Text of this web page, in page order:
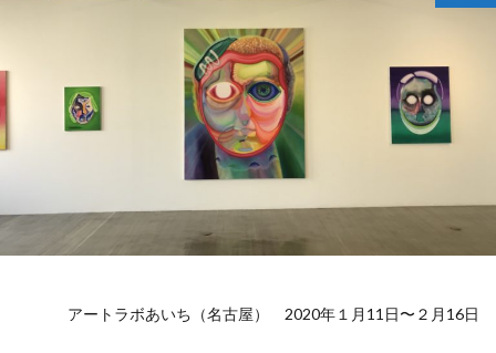
アートラボあいち（名古屋） 2020年１月11日〜２月16日